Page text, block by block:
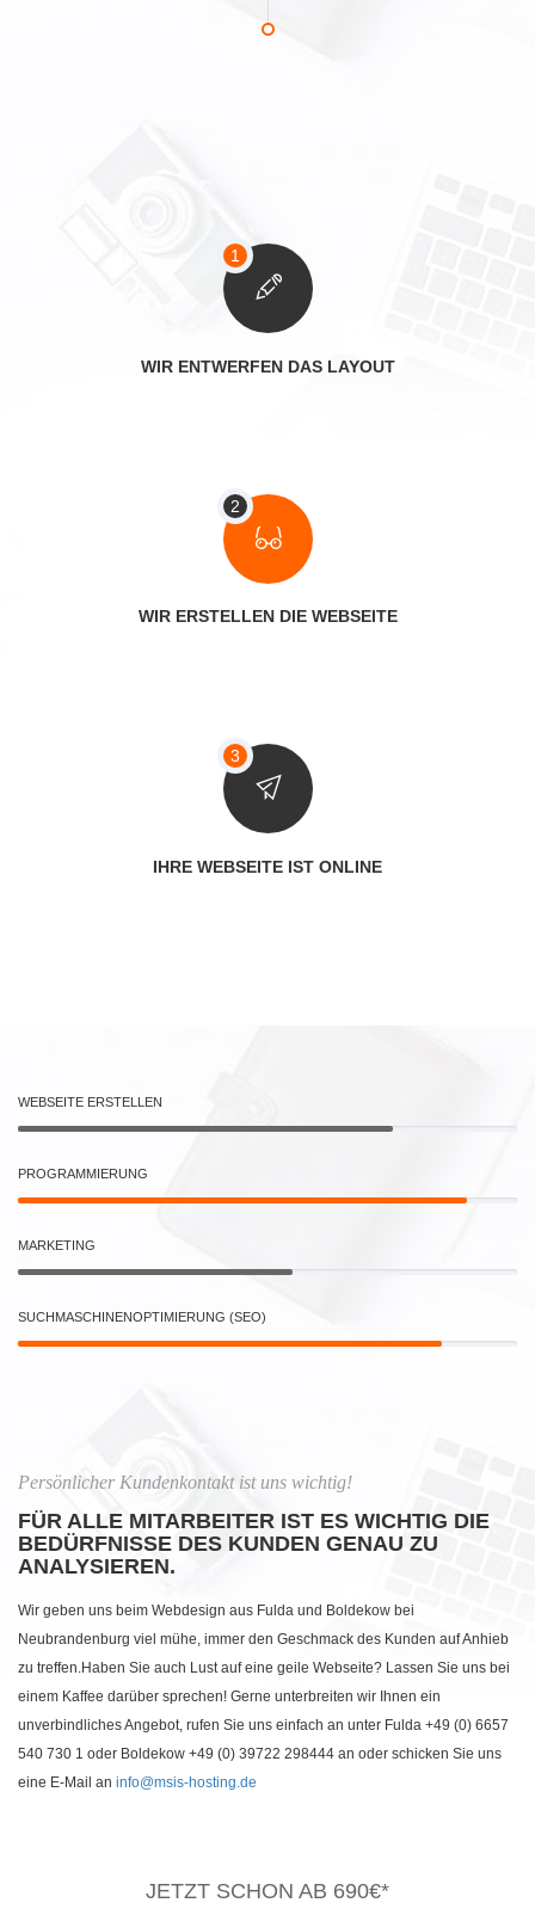
WIR ENTWERFEN DAS LAYOUT
WIR ERSTELLEN DIE WEBSEITE
IHRE WEBSEITE IST ONLINE
WEBSEITE ERSTELLEN
PROGRAMMIERUNG
MARKETING
SUCHMASCHINENOPTIMIERUNG (SEO)
Persönlicher Kundenkontakt ist uns wichtig!
FÜR ALLE MITARBEITER IST ES WICHTIG DIE
BEDÜRFNISSE DES KUNDEN GENAU ZU
ANALYSIEREN.
Wir geben uns beim Webdesign aus Fulda und Boldekow bei
Neubrandenburg viel mühe, immer den Geschmack des Kunden auf Anhieb
zu treffen.Haben Sie auch Lust auf eine geile Webseite? Lassen Sie uns bei
einem Kaffee darüber sprechen! Gerne unterbreiten wir Ihnen ein
unverbindliches Angebot, rufen Sie uns einfach an unter Fulda +49 (0) 6657
540 730 1 oder Boldekow +49 (0) 39722 298444 an oder schicken Sie uns
eine E-Mail an info@msis-hosting.de
JETZT SCHON AB 690€*